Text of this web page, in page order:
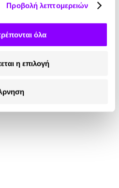
Προβολή λεπτομερειών
όλα
η επιλογή